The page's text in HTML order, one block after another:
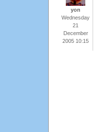
yon
Wednesday
21
December
2005 10:15